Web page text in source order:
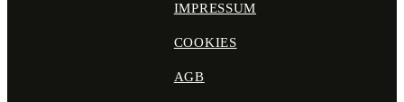
IMPRESSUM
COOKIES
AGB